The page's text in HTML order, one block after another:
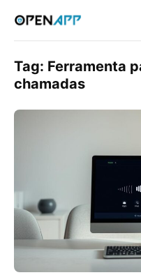
Tag: Ferramenta
chamadas